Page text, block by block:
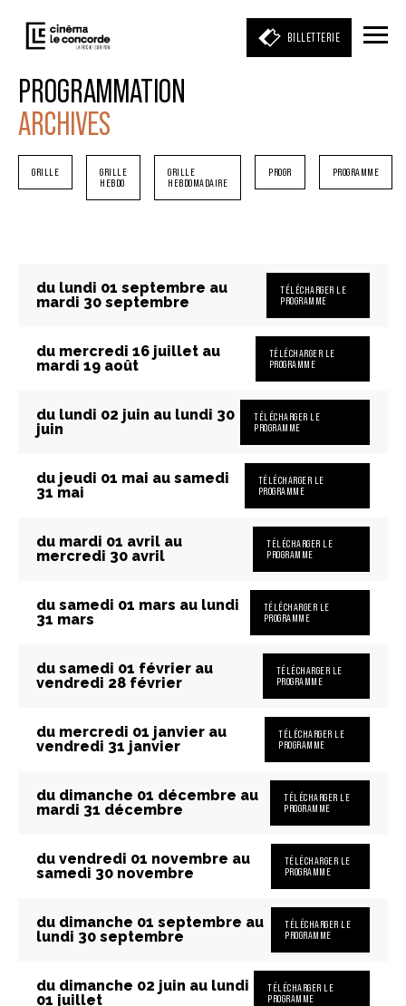
BILLETTERIE
Entrez votre mot clé
(film, réalisateur, acteur, événement)
PROGRAMMATION
ARCHIVES
GRILLE
GRILLE
HEBDO
GRILLE
HEBDOMADAIRE
PROGR PROGRAMME
du lundi 01 septembre au
mardi 30 septembre
TÉLÉCHARGER LE
PROGRAMME
du mercredi 16 juillet au
mardi 19 août
TÉLÉCHARGER LE
PROGRAMME
du lundi 02 juin au lundi 30
juin
TÉLÉCHARGER LE
PROGRAMME
du jeudi 01 mai au samedi
31 mai
TÉLÉCHARGER LE
PROGRAMME
du mardi 01 avril au
mercredi 30 avril
TÉLÉCHARGER LE
PROGRAMME
du samedi 01 mars au lundi
31 mars
TÉLÉCHARGER LE
PROGRAMME
du samedi 01 février au
vendredi 28 février
TÉLÉCHARGER LE
PROGRAMME
du mercredi 01 janvier au
vendredi 31 janvier
TÉLÉCHARGER LE
PROGRAMME
du dimanche 01 décembre au
mardi 31 décembre
TÉLÉCHARGER LE
PROGRAMME
du vendredi 01 novembre au
samedi 30 novembre
TÉLÉCHARGER LE
PROGRAMME
du dimanche 01 septembre au
lundi 30 septembre
TÉLÉCHARGER LE
PROGRAMME
du dimanche 02 juin au lundi
01 juillet
TÉLÉCHARGER LE
PROGRAMME